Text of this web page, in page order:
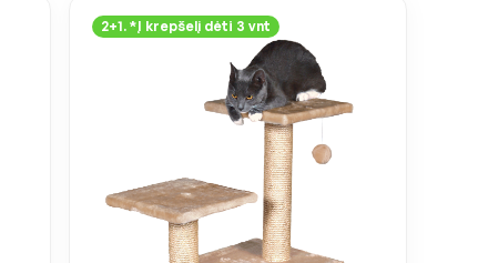
2+1. *Į krepšelį dėti 3 vnt